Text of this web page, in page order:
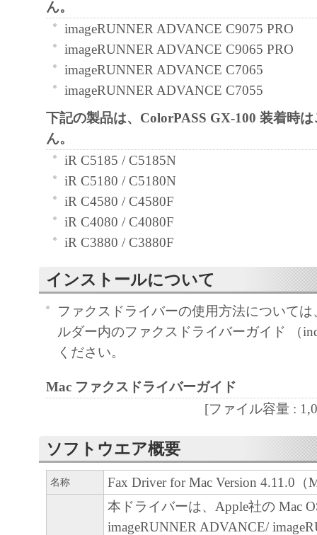
(2) お客様は、「本ソフトウェア」の全部
正、改変、逆コンパイル、逆アセンブル、
エンジニアリング等することはできません
このような行為をさせてはなりません。
３．著作権表示
お客様は、「本ソフトウェア」に含まれる
キヤノンのライセンサーの著作権表示を変
しくは削除してはなりません。
４．所有権
「本ソフトウェア」に係る権原および所有
によりキヤノンまたはキヤノンのライセン
５．輸出
お客様は、日本国政府または関連する外国
許可等を得ることなしに、「本ソフトウェ
は一部を、直接または間接に輸出してはな
６．サポートおよびアップデート
キヤノン、キヤノンの子会社、関係会社、
客様による「本ソフトウェア」の使用を支
よび「本ソフトウェア」に対してアップデ
正あるいはサポートを行うことについて、
負うものではありません。
ん。
imageRUNNER ADVANCE C9075 PRO
imageRUNNER ADVANCE C9065 PRO
imageRUNNER ADVANCE C7065
imageRUNNER ADVANCE C7055
下記の製品は、ColorPASS GX-100 装着時
ん。
iR C5185 / C5185N
iR C5180 / C5180N
iR C4580 / C4580F
iR C4080 / C4080F
iR C3880 / C3880F
インストールについて
ファクスドライバーの使用方法については
ルダー内のファクスドライバーガイド （
ください。
Mac ファクスドライバーガイド
[ファイル容量 :
ソフトウエア概要
名称 Fax Driver for Mac Version 4.11.0（
本ドライバーは、Apple社の Mac
imageRUNNER ADVANCE/